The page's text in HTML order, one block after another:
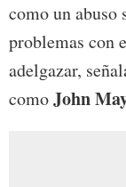
como un abuso
problemas con
adelgazar,
comoJohn